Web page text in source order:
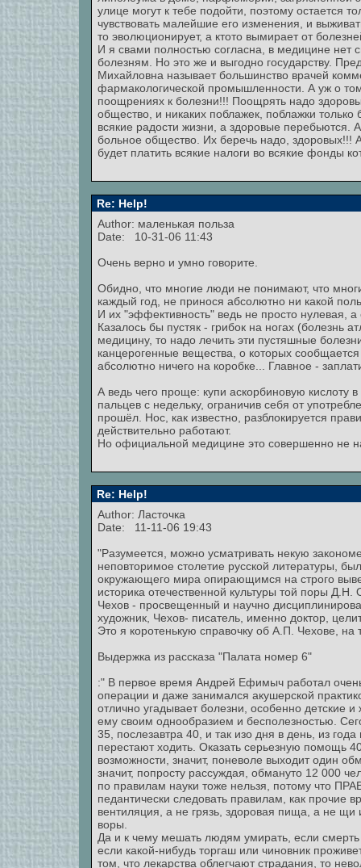
улице могут к тебе подойти, поэтому остается
чувствовать малейшие его изменения, и
то эволюционирует, а ктото вымирает от
И я свами полностью согласна, в медицине нет
болезням. Но это же и выгодно государству.
Михайловна называет большинство врачей
фармакологической промышленности. А уж о
поощрениях к болезни!!! Поощрять надо
общество, и никаких поблажек, поблажки
всякие радости жизни, а здоровые
больное общество. Их беречь надо, здоровых!!!
будет платить всякие налоги во всякие фонды
Re: Help!
Author: маленькая польза
Date: 10-31-06 11:43
Очень верно и умно говорите.
Обидно, что многие люди не понимают, что
каждый год, не принося абсолютно ни какой
И их "эффективность" ведь не просто нулевая,
Казалось бы пустяк - грибок на ногах (болезнь
медицину, то надо лечить эти пустяшные
канцерогенные вещества, о которых
абсолютно ничего на коробке... Главное -
А ведь чего проще: купи аскорбиновую
пальцев с недельку, ограничив себя от
прошёл. Нос, как известно, разблокируется
действительно работают.
Но официальной медицине это совершенно не
Re: Help!
Author: Ласточка
Date: 11-11-06 19:43
"Разумеется, можно усматривать некую
неповторимое столетие русской литературы,
окружающего мира опирающимся на строго
историка отечественной культуры той поры
Чехов - просвещенный и научно
художник, Чехов- писатель, именно доктор,
Это я коротенькую справочку об А.П. Чехове, на
Выдержка из рассказа "Палата номер 6"
:" В первое время Андрей Ефимыч работал
операции и даже занимался акушерской
отлично угадывает болезни, особенно детские
ему своим однообразием и бесполезностью.
35, послезавтра 40, и так изо дня в день, из
перестают ходить. Оказать серьезную помощь
возможности, значит, поневоле выходит один
значит, попросту рассуждая, обмануто 12 000
по правилам науки тоже нельзя, потому что
педантически следовать правилам, как прочие
вентиляция, а не грязь, здоровая пища, а не
воры.
Да и к чему мешать людям умирать, если
если какой-нибудь торгаш или чиновник
том, что лекарства облегчают страдания, то